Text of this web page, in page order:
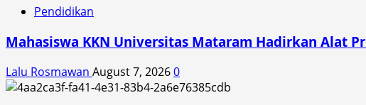
Pendidikan
Mahasiswa KKN Universitas Mataram Hadirkan Alat
Lalu Rosmawan August 7, 20260